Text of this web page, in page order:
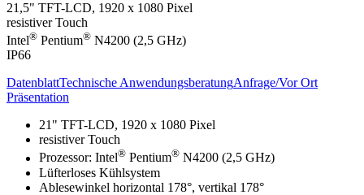
21,5" TFT-LCD, 1920 x 1080 Pixel
resistiver Touch
Intel® Pentium® N4200 (2,5 GHz)
IP66
DatenblattTechnische AnwendungsberatungAnfrage/Vor Ort
Präsentation
21" TFT-LCD, 1920 x 1080 Pixel
resistiver Touch
Prozessor: Intel® Pentium® N4200 (2,5 GHz)
Lüfterloses Kühlsystem
Ablesewinkel horizontal 178°, vertikal 178°